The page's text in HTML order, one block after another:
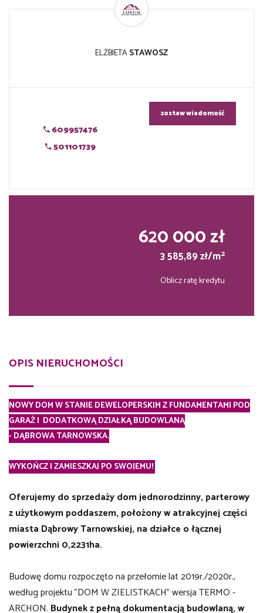
ELŻBIETASTAWOSZ
609957476
501101739
zostaw wiadomość
620 000 zł
3 585,89 zł/m2
Oblicz ratę kredytu
OPIS NIERUCHOMOŚCI
NOWY DOM W STANIE DEWELOPERSKIM Z FUNDAMENTAMI POD
GARAŻ I DODATKOWĄ DZIAŁKĄ BUDOWLANĄ
-DĄBROWA TARNOWSKA.
WYKOŃCZ I ZAMIESZKAJ PO SWOJEMU!
Oferujemy do sprzedaży dom jednorodzinny, parterowy
z użytkowym poddaszem, położony w atrakcyjnej części
miasta Dąbrowy Tarnowskiej, na działce o łącznej
powierzchni 0,2231ha.
Budowę domu rozpoczęto na przełomie lat 2019r./2020r.,
według projektu "DOM W ZIELISTKACH" wersja TERMO -
ARCHON. Budynekz pełną dokumentacją budowlaną,w